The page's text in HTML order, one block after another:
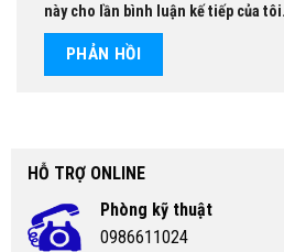
này cho lần bình luận kế tiếp của tôi.
HỖ TRỢ ONLINE
Phòng kỹ thuật
0986611024